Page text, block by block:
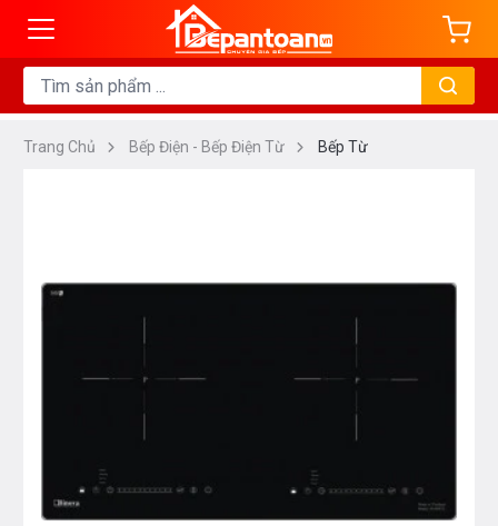
Trang Chủ Bếp Điện - Bếp Điện Từ Bếp Từ